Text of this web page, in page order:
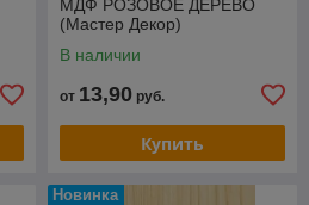
МДФ РОЗОВОЕ ДЕРЕВО
(Мастер Декор)
В наличии
от 13,90 руб.
Купить
Новинка